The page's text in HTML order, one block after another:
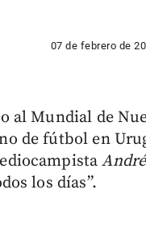
07 de febrero de
al Mundial de
de fútbol en
los días”.